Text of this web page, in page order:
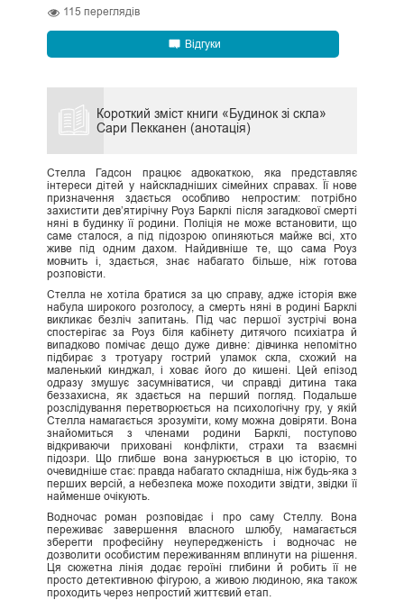
115 переглядів
Відгуки
Короткий зміст книги «Будинок зі скла»
Сари Пекканен (анотація)
Стелла Гадсон працює адвокаткою, яка представляє
інтереси дітей у найскладніших сімейних справах. Її нове
призначення здається особливо непростим: потрібно
захистити дев’ятирічну Роуз Барклі після загадкової смерті
няні в будинку її родини. Поліція не може встановити, що
саме сталося, а під підозрою опиняються майже всі, хто
живе під одним дахом. Найдивніше те, що сама Роуз
мовчить і, здається, знає набагато більше, ніж готова
розповісти.
Стелла не хотіла братися за цю справу, адже історія вже
набула широкого розголосу, а смерть няні в родині Барклі
викликає безліч запитань. Під час першої зустрічі вона
спостерігає за Роуз біля кабінету дитячого психіатра й
випадково помічає дещо дуже дивне: дівчинка непомітно
підбирає з тротуару гострий уламок скла, схожий на
маленький кинджал, і ховає його до кишені. Цей епізод
одразу змушує засумніватися, чи справді дитина така
беззахисна, як здається на перший погляд. Подальше
розслідування перетворюється на психологічну гру, у якій
Стелла намагається зрозуміти, кому можна довіряти. Вона
знайомиться з членами родини Барклі, поступово
відкриваючи приховані конфлікти, страхи та взаємні
підозри. Що глибше вона занурюється в цю історію, то
очевидніше стає: правда набагато складніша, ніж будь-яка з
перших версій, а небезпека може походити звідти, звідки її
найменше очікують.
Водночас роман розповідає і про саму Стеллу. Вона
переживає завершення власного шлюбу, намагається
зберегти професійну неупередженість і водночас не
дозволити особистим переживанням вплинути на рішення.
Ця сюжетна лінія додає героїні глибини й робить її не
просто детективною фігурою, а живою людиною, яка також
проходить через непростий життєвий етап.